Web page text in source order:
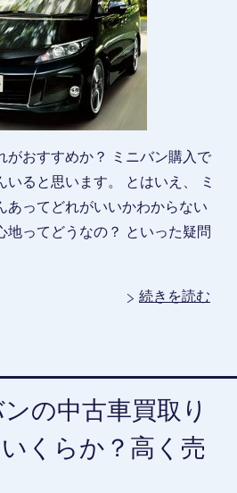
がおすすめか？ ミニバン購入で
ると思います。 とはいえ、 ミ
あってどれがいいかわからない
地ってどうなの？ といった疑問
続きを読む
の中古車買取り
くらか？高く売